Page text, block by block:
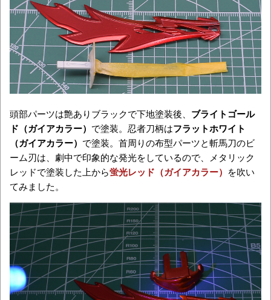
頭部パーツは艶ありブラックで下地塗装後、 ブライトゴール
ド（ガイアカラー） で塗装。忍者刀柄はフラットホワイト
（ガイアカラー） で塗装。首周りの布型パーツと斬馬刀のビ
ーム刃は、劇中で印象的な発光をしているので、メタリック
レッドで塗装した上から蛍光レッド（ガイアカラー） を吹い
てみました。